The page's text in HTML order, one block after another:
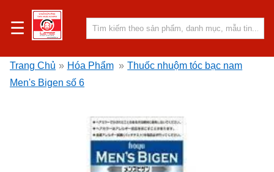
☰
Trang Chủ » Hóa Phẩm » Thuốc nhuộm tóc bạc nam
Men's Bigen số 6